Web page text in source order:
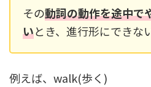
その動詞の動作を途中で
いとき、進行形にできな
例えば、walk(歩く)